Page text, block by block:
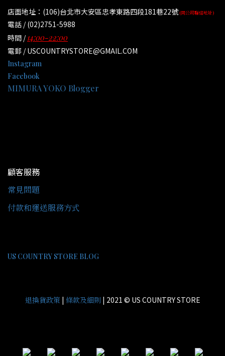
店面地址：(106)台北市大安區忠孝東路四段181巷22號(同公司聯絡地址)
電話 / (02)2751-5988
時間 /14:00-22:00
電郵 / USCOUNTRYSTORE@GMAIL.COM
Instagram
Facebook
MIMURA YOKO Blogger
顧客服務
常見問題
付款和運送服務方式
US COUNTRY STORE BLOG
退換貨政策 | 條款及細則 | 2021 © US COUNTRY STORE